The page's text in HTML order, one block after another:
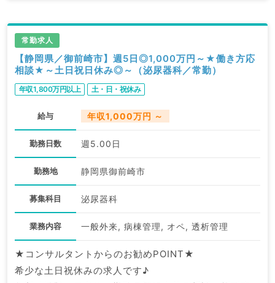
常勤求人
【静岡県／御前崎市】週5日◎1,000万円～★働き方応
相談★～土日祝日休み◎～（泌尿器科／常勤）
年収1,800万円以上 土・日・祝休み
給与 年収1,000万円 ～
勤務日数 週5.00日
勤務地 静岡県御前崎市
募集科目 泌尿器科
業務内容 一般外来, 病棟管理, オペ, 透析管理
★コンサルタントからのお勧めPOINT★
希少な土日祝休みの求人です♪